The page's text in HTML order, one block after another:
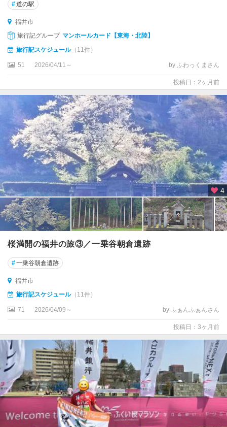
#道の駅
福井市
旅行記グループ マンホールカード【東海・北陸】
旅行記スケジュール（11件）
51 2026/04/11～ by ふわっくまさん
投稿日：2ヶ月前
4
桜満開の福井の旅③／一乗谷朝倉遺跡
#一乗谷朝倉遺跡
福井市
旅行記スケジュール（11件）
71 2026/04/09～ by ふぁんふぁんさん
投稿日：3ヶ月前